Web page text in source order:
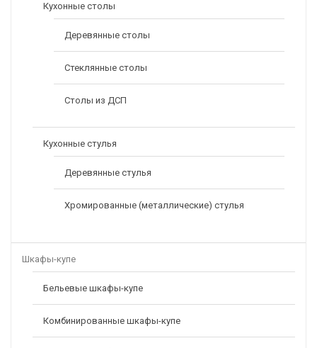
Кухонные столы
Деревянные столы
Стеклянные столы
Столы из ДСП
Кухонные стулья
Деревянные стулья
Хромированные (металлические) стулья
Шкафы-купе
Бельевые шкафы-купе
Комбинированные шкафы-купе